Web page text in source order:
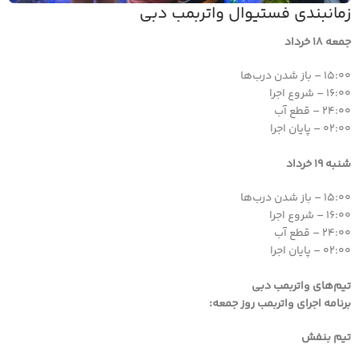
زمانبندی فستیوال واتربمب دبی
جمعه 18 خرداد
15:00 – باز شدن درب‌ها
16:00 – شروع اجرا
24:00 – قطع آب
02:00 – پایان اجرا
شنبه 19 خرداد
15:00 – باز شدن درب‌ها
16:00 – شروع اجرا
24:00 – قطع آب
02:00 – پایان اجرا
تیم‌های واتربمب دبی
برنامه اجرای واتربمب روز جمعه:
تیم بنفش